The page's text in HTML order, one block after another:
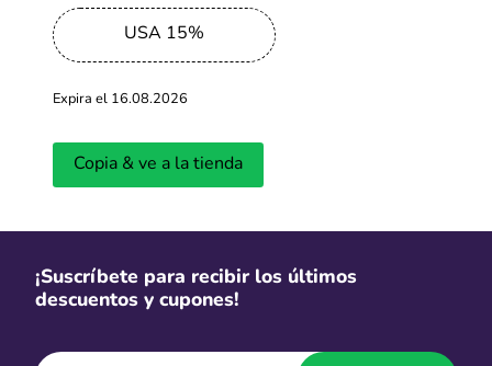
fácil que nunca. ¡Ahorra en grande en cada compra!
USA 15%
Expira el 16.08.2026
Copia & ve a la tienda
¡Suscríbete para recibir los últimos
descuentos y cupones!